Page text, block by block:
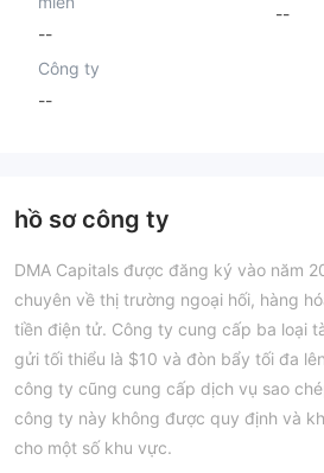
--
--
Công ty
--
hồ sơ công ty
DMA Capitals được đăng ký vào năm
chuyên về thị trường ngoại hối, hàng
tiền điện tử. Công ty cung cấp ba loại
gửi tối thiểu là $10 và đòn bẩy tối đa
công ty cũng cung cấp dịch vụ sao
công ty này không được quy định và
cho một số khu vực.